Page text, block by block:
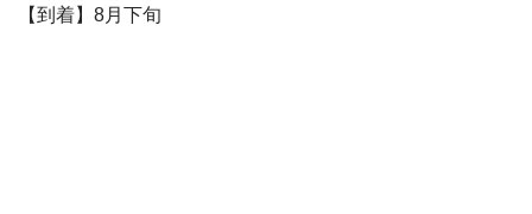
【到着】8月下旬